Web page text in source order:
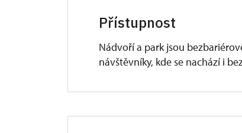
Přístupnost
Nádvoří a park jsou
návštěvníky, kde se nachází i